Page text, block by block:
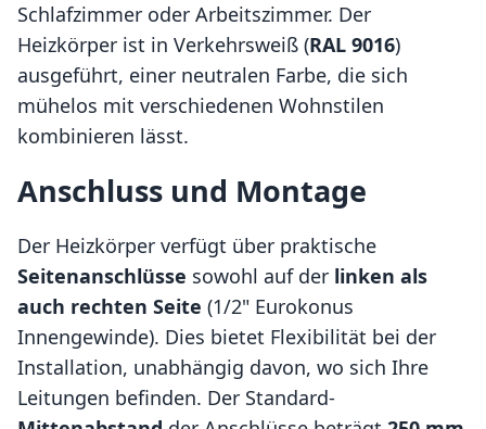
Schlafzimmer oder Arbeitszimmer. Der
Heizkörper ist in Verkehrsweiß (RAL 9016)
ausgeführt, einer neutralen Farbe, die sich
mühelos mit verschiedenen Wohnstilen
kombinieren lässt.
Anschluss und Montage
Der Heizkörper verfügt über praktische
Seitenanschlüsse sowohl auf der linken als
auch rechten Seite (1/2" Eurokonus
Innengewinde). Dies bietet Flexibilität bei der
Installation, unabhängig davon, wo sich Ihre
Leitungen befinden. Der Standard-